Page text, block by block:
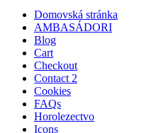
Domovská stránka
AMBASÁDORI
Blog
Cart
Checkout
Contact 2
Cookies
FAQs
Horolezectvo
Icons